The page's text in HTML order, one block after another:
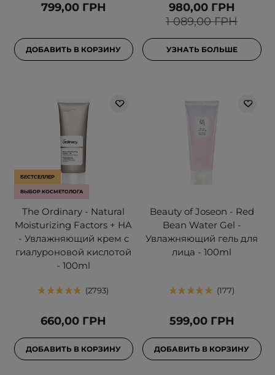
799,00 ГРН
ДОБАВИТЬ В КОРЗИНУ
1 089,00 ГРН
980,00 ГРН
УЗНАТЬ БОЛЬШЕ
БЕСТСЕЛЛЕР
ВЫБОР КОСМЕТОЛОГА
The Ordinary - Natural
Moisturizing Factors + HA
- Увлажняющий крем с
гиалуроновой кислотой
- 100ml
2793
660,00 ГРН
ДОБАВИТЬ В КОРЗИНУ
Beauty of Joseon - Red
Bean Water Gel -
Увлажняющий гель для
лица - 100ml
177
599,00 ГРН
ДОБАВИТЬ В КОРЗИНУ